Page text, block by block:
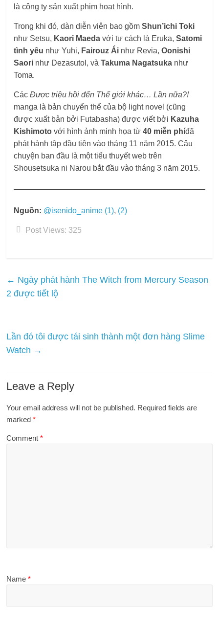
là công ty sản xuất phim hoạt hình.
Trong khi đó, dàn diễn viên bao gồmShun’ichi Toki
như Setsu, Kaori Maeda với tư cách là Eruka,Satomi
tình yêu như Yuhi, Fairouz Ái như Revia,Oonishi
Saori như Dezasutol, và Takuma Nagatsuka như
Toma.
CácĐược triệu hồi đến Thế giới khác… Lần nữa?!
manga là bản chuyển thể của bộ light novel (cũng
được xuất bản bởi Futabasha) được viết bởi Kazuha
Kishimoto với hình ảnh minh họa từ40 miễn phíđã
phát hành tập đầu tiên vào tháng 11 năm 2015. Câu
chuyện ban đầu là một tiểu thuyết web trên
Shousetsuka ni Narou bắt đầu vào tháng 3 năm 2015.
Nguồn: @isenido_anime (1), (2)
Post Views: 325
← Ngày phát hành The Witch from Mercury Season
2 được tiết lộ
Lần đó tôi được tái sinh thành một đơn hàng Slime
Watch →
Leave a Reply
Your email address will not be published. Required fields are
marked*
Comment*
Name*